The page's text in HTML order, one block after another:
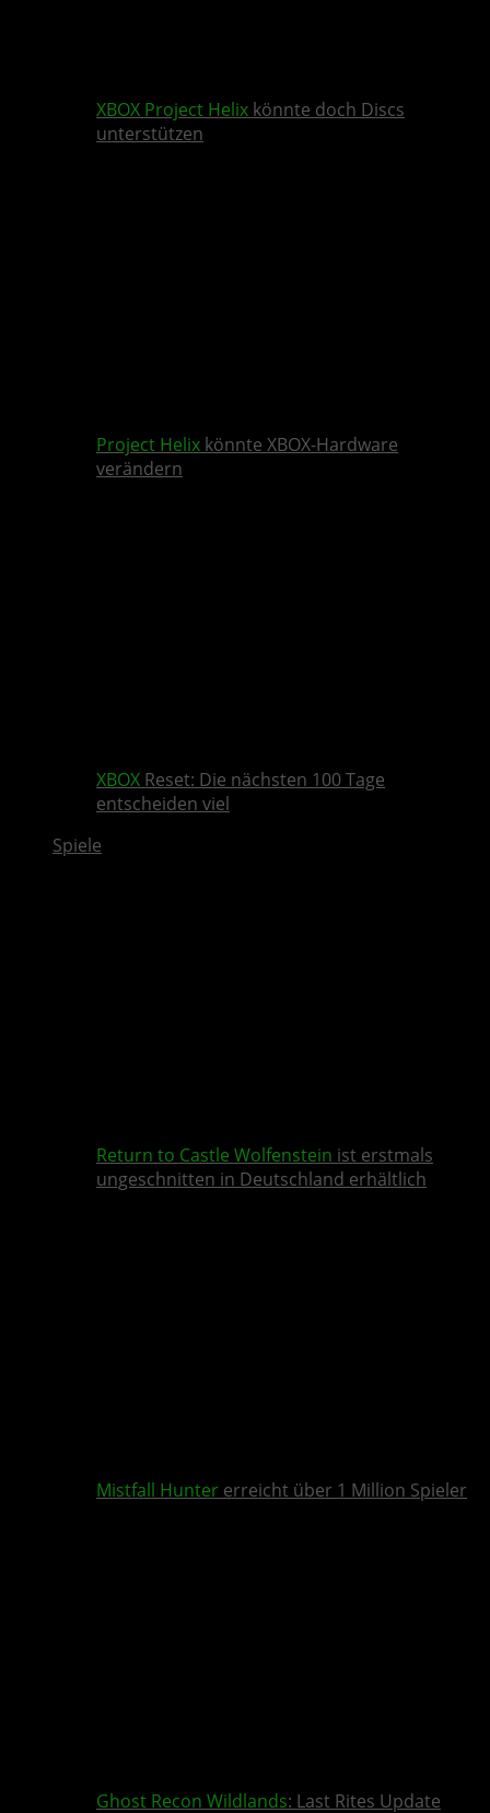
XBOX Project Helix könnte doch Discs
unterstützen
Project Helix könnte XBOX-Hardware
verändern
XBOX Reset: Die nächsten 100 Tage
entscheiden viel
Spiele
Return to Castle Wolfenstein ist erstmals
ungeschnitten in Deutschland erhältlich
Mistfall Hunter erreicht über 1 Million Spieler
Ghost Recon Wildlands: Last Rites Update